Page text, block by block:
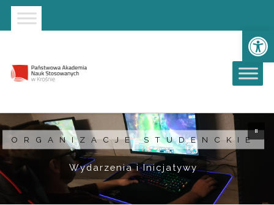
Strona główna
Przejdź do wyszukiwarki
Przejdź do menu głównego
ORGANIZACJE STUDENCKIE
Wydarzenia i Inicjatywy